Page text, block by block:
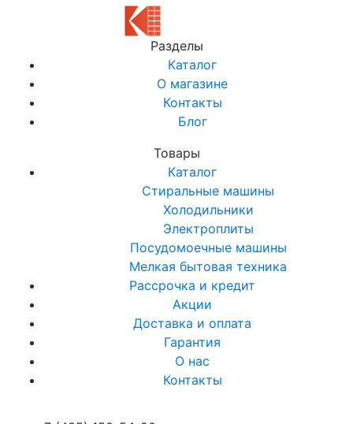
Разделы
Каталог
О магазине
Контакты
Блог
Товары
Каталог
Стиральные машины
Холодильники
Электроплиты
Посудомоечные машины
Мелкая бытовая техника
Рассрочка и кредит
Акции
Доставка и оплата
Гарантия
О нас
Контакты